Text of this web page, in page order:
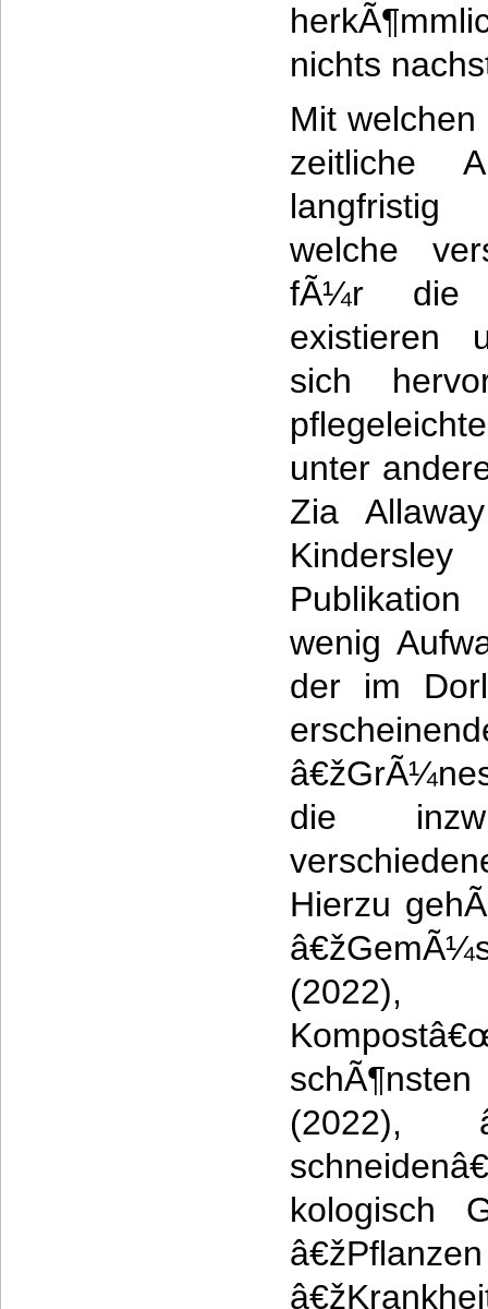
nichts
Mit
zeitliche
welche
fÃ¼r die
existieren
sich
unter
Zia
Kindersley
wenig
der im
die
Hierzu
(2022),
(2022),
kologisch